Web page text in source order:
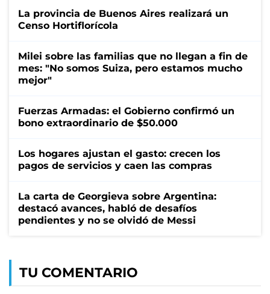
La provincia de Buenos Aires realizará un
Censo Hortiflorícola
Milei sobre las familias que no llegan a fin de
mes: "No somos Suiza, pero estamos mucho
mejor"
Fuerzas Armadas: el Gobierno confirmó un
bono extraordinario de $50.000
Los hogares ajustan el gasto: crecen los
pagos de servicios y caen las compras
La carta de Georgieva sobre Argentina:
destacó avances, habló de desafíos
pendientes y no se olvidó de Messi
TU COMENTARIO